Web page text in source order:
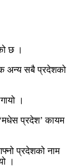
छ ।
अन्य सबै प्रदेशको
।
प्रदेश’ कायम
प्रदेशको नाम
।